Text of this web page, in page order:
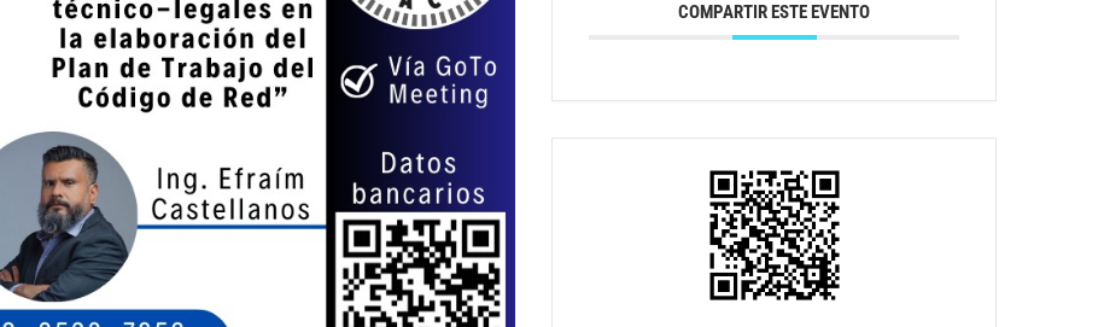
COMPARTIR ESTE EVENTO